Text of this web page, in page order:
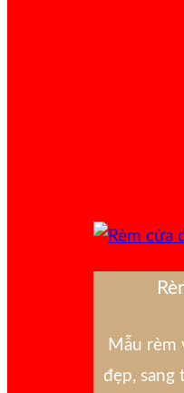
Mẫu rèm
đẹp, sang